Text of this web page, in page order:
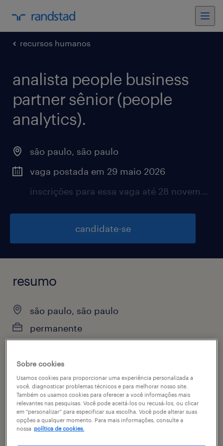
recursos humanos
analista people business
partner sênior (people
analytics).
são paulo, são paulo
vaga postada em 29 maio 2026
inscrições para essa vaga até 28 novembro 2026
candidate-se
resumo
são paulo, são paulo
permanente
vagas disponíveis
especialidade
recursos humanos
Sobre cookies
Usamos cookies para proporcionar uma experiência personalizada a
você, diagnosticar problemas técnicos e para melhorar nosso site.
Também os usamos cookies para oferecer a você informações mais
relevantes nas pesquisas. Você pode aceitá-los ou recusá-los, ou clicar
em “personalizar” para especificar sua escolha. Você pode alterar suas
opções a qualquer momento. Para mais informações, consulte a
nossa política de cookies.